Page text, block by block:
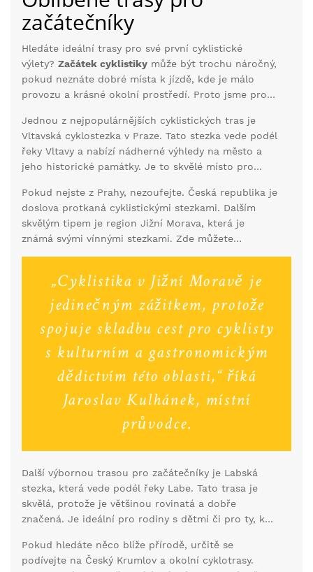
začátečníky
Hledáte ideální trasy pro své první cyklistické
výlety? Začátek cyklistiky může být trochu náročný,
pokud neznáte dobré místa k jízdě, kde je málo
provozu a krásné okolní prostředí. Proto jsme pro
začínající cyklisty. Tyto trasy jsou vhodné pro
všechny, kdo chtějí začít s cyklistikou a přitom si
užít klidnou a bezpečnou jízdu.
Jednou z nejpopulárnějších cyklistických tras je
Vltavská cyklostezka v Praze. Tato stezka vede podél
řeky Vltavy a nabízí nádherné výhledy na město a
jeho historické památky. Je to skvělé místo pro
a stezka je dobře udržovaná. Navíc po cestě najdete
spoustu míst k odpočinku, občerstvení a dokonce i
příležitosti k rekreačním aktivitám jako je veslování
nebo piknik.
Pokud nejste z Prahy, nezoufejte. Česká republika je
doslova protkaná cyklistickými stezkami. Dalším
skvělým tipem je region Jižní Morava, která je
známá svými vínnými stezkami. Zde můžete
kombinovat jízdu na kole s návštěvou vinic a
stezek je Moravská vinná stezka, která vám umožní
objevit krásné krajiny a malebné vesničky.
„Cyklistika v Jižní Moravě je
jedinečným zážitkem, protože
spojuje skladbu cest pro cyklisty
s kulturním a gastronomickým
dědictvím této oblasti,“ říká
Jaroslav Kulhánek, místní
průvodce.
Další výbornou trasou pro začátečníky je Labská
stezka, která vede podél řeky Labe. Tato trasa je
skvělá, protože je většinou rovinatá a dobře
značená. Je ideální pro rodiny s dětmi či pro ty, kdo
zavede k mnoha památkám a přírodním krásám, což
z ní činí velmi atraktivní cíl.
Pokud hledáte něco blíže přírodě, určitě se
podívejte na Český Krumlov a okolní cyklotrasy.